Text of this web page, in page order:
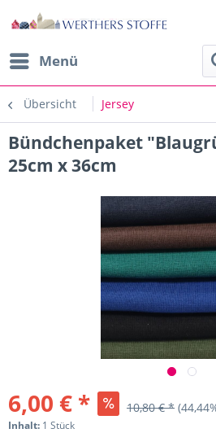
Menü
Übersicht Jersey
Bündchenpaket
25cm x 36cm
6,00 € * 10,80 € *
Inhalt: 1 Stück